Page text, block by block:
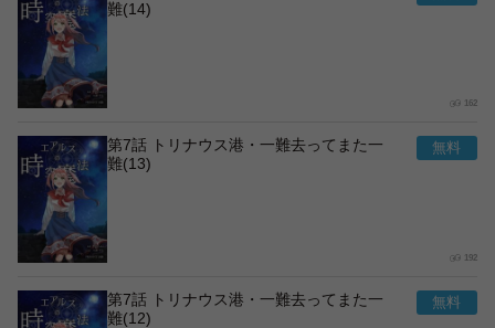
難(14)
162
第7話 トリナウス港・一難去ってまた一
難(13)
192
第7話 トリナウス港・一難去ってまた一
難(12)